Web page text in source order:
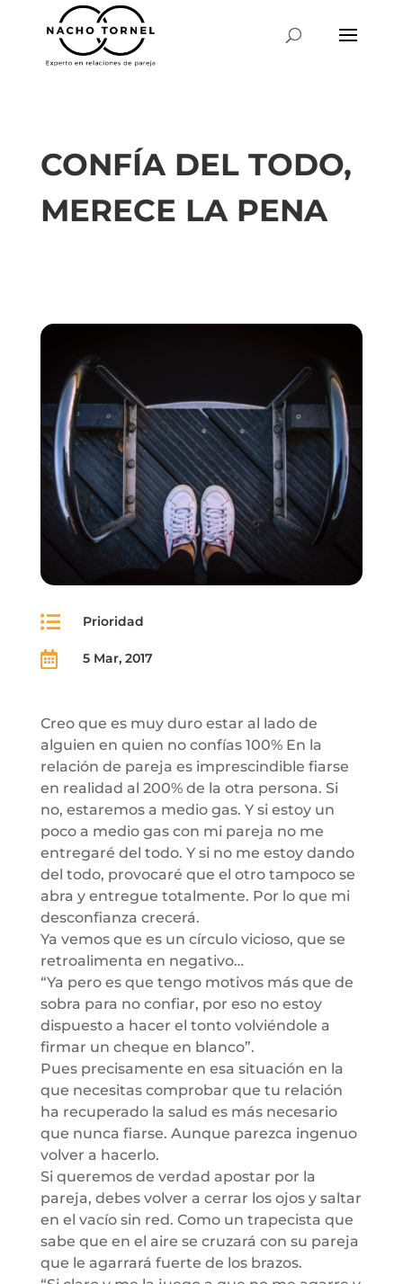
CONFÍA DEL TODO,
MERECE LA PENA
 Prioridad
 5 Mar, 2017
Creo que es muy duro estar al lado de
alguien en quien no confías 100% En la
relación de pareja es imprescindible fiarse
en realidad al 200% de la otra persona. Si
no, estaremos a medio gas. Y si estoy un
poco a medio gas con mi pareja no me
entregaré del todo. Y si no me estoy dando
del todo, provocaré que el otro tampoco se
abra y entregue totalmente. Por lo que mi
desconfianza crecerá.
Ya vemos que es un círculo vicioso, que se
retroalimenta en negativo…
“Ya pero es que tengo motivos más que de
sobra para no confiar, por eso no estoy
dispuesto a hacer el tonto volviéndole a
firmar un cheque en blanco”.
Pues precisamente en esa situación en la
que necesitas comprobar que tu relación
ha recuperado la salud es más necesario
que nunca fiarse. Aunque parezca ingenuo
volver a hacerlo.
Si queremos de verdad apostar por la
pareja, debes volver a cerrar los ojos y saltar
en el vacío sin red. Como un trapecista que
sabe que en el aire se cruzará con su pareja
que le agarrará fuerte de los brazos.